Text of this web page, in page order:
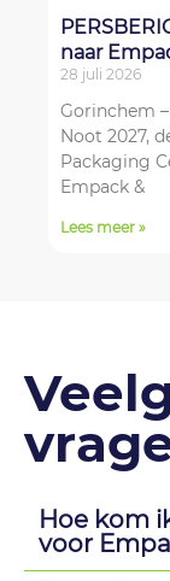
naar
28 juli 2026
Gorinchem
Noot 2027,
Packaging
Empack &
Lees meer »
Hoe kom
voor